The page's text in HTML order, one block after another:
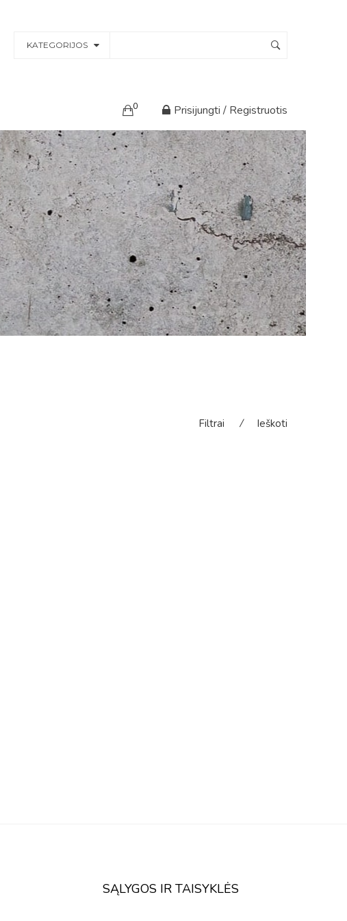
KATEGORIJOS
0 Prisijungti / Registruotis
Filtrai ⁄ Ieškoti
SĄLYGOS IR TAISYKLĖS